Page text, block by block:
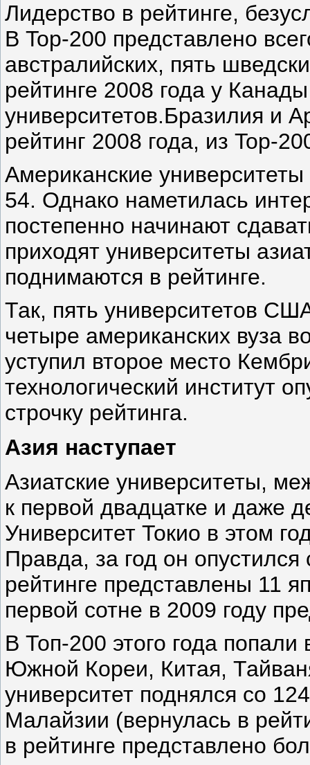
Лидерство в рейтинге,
В Top-200 представлено
австралийских, пять
рейтинге 2008 года у
университетов.Бразилия и
рейтинг 2008 года, из Top-
Американские
54. Однако наметилась
постепенно начинают
приходят университеты
поднимаются в рейтинге.
Так, пять университетов
четыре американских вуза
уступил второе место
технологический институт
строчку рейтинга.
Азия наступает
Азиатские университеты,
к первой двадцатке и даже
Университет Токио в этом
Правда, за год он
рейтинге представлены 11
первой сотне в 2009 году
В Топ-200 этого года
Южной Кореи, Китая,
университет поднялся со
Малайзии (вернулась в
в рейтинге представлено